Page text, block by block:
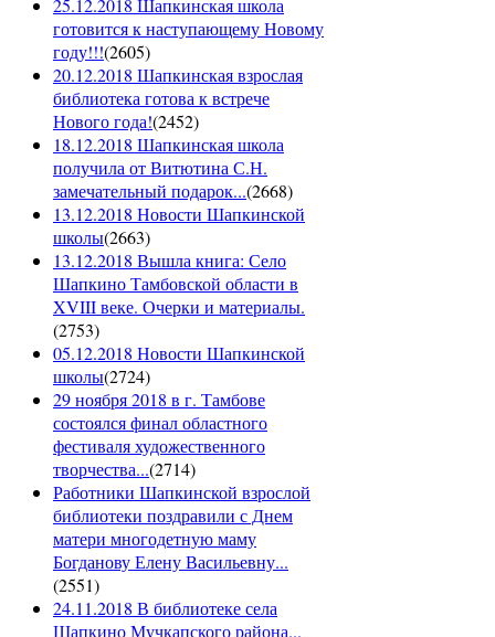
25.12.2018 Шапкинская школа
готовится к наступающему Новому
году!!!(2605)
20.12.2018 Шапкинская взрослая
библиотека готова к встрече
Нового года!(2452)
18.12.2018 Шапкинская школа
получила от Витютина С.Н.
замечательный подарок...(2668)
13.12.2018 Новости Шапкинской
школы(2663)
13.12.2018 Вышла книга: Село
Шапкино Тамбовской области в
XVIII веке. Очерки и материалы.
(2753)
05.12.2018 Новости Шапкинской
школы(2724)
29 ноября 2018 в г. Тамбове
состоялся финал областного
фестиваля художественного
творчества...(2714)
Работники Шапкинской взрослой
библиотеки поздравили с Днем
матери многодетную маму
Богданову Елену Васильевну...
(2551)
24.11.2018 В библиотеке села
Шапкино Мучкапского района...